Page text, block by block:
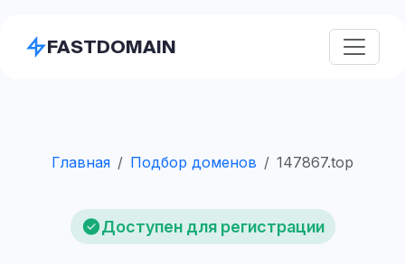
FASTDOMAIN
Главная Подбор доменов 147867.top
Доступен для регистрации